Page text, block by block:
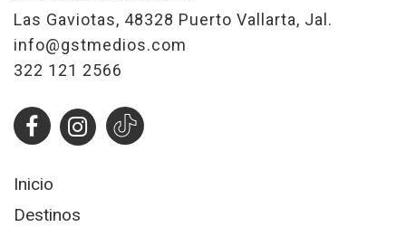
Las Gaviotas, 48328 Puerto Vallarta, Jal.
info@gstmedios.com
322 121 2566
Inicio
Destinos